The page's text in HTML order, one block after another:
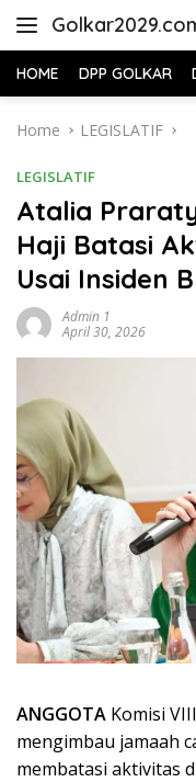
HOME DPP GOLKAR
Home LEGISLATIF
LEGISLATIF
Atalia
Haji Batasi
Usai Insiden
Admin 1
April 30, 2026
ANGGOTA Komisi
mengimbau jamaah
membatasi aktivitas